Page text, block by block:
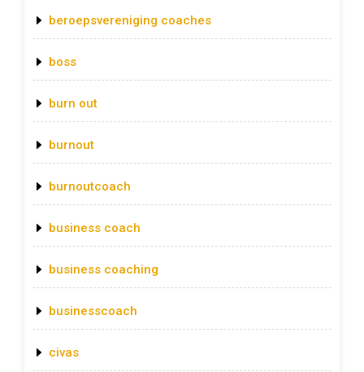
beroepsvereniging coaches
boss
burn out
burnout
burnoutcoach
business coach
business coaching
businesscoach
civas